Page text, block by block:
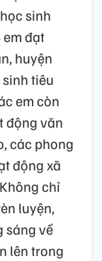
sinh
đạt
huyện
tiêu
em còn
động văn
các phong
động xã
chỉ
luyện,
sáng về
lên trong